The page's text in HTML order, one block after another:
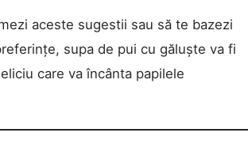
aceste sugestii sau să te bazezi
supa de pui cu găluște va fi
care va încânta papilele